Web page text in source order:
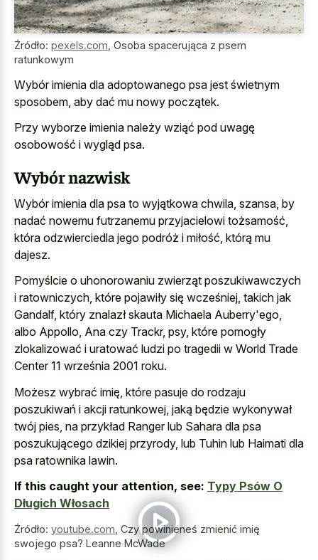
Źródło: pexels.com Osoba spacerująca z psem
ratunkowym
Wybór imienia dla adoptowanego psa jest świetnym
sposobem, aby dać mu nowy początek.
Przy wyborze imienia należy wziąć pod uwagę
osobowość i wygląd psa.
Wybór nazwisk
Wybór imienia dla psa to wyjątkowa chwila, szansa, by
nadać nowemu futrzanemu przyjacielowi tożsamość,
która odzwierciedla jego podróż i miłość, którą mu
dajesz.
Pomyślcie o uhonorowaniu zwierząt poszukiwawczych
i ratowniczych, które pojawiły się wcześniej, takich jak
Gandalf, który znalazł skauta Michaela Auberry'ego,
albo Appollo, Ana czy Trackr, psy, które pomogły
zlokalizować i uratować ludzi po tragedii w World Trade
Center 11 września 2001 roku.
Możesz wybrać imię, które pasuje do rodzaju
poszukiwań i akcji ratunkowej, jaką będzie wykonywał
twój pies, na przykład Ranger lub Sahara dla psa
poszukującego dzikiej przyrody, lub Tuhin lub Haimati dla
psa ratownika lawin.
If this caught your attention, see: Typy Psów O
Długich Włosach
Źródło: youtube.com Czy powinieneś zmienić imię
swojego psa? Leanne McWade